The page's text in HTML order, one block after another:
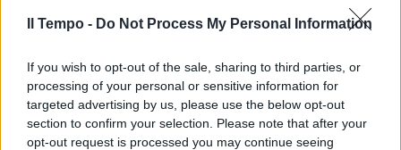
Il Tempo - Do Not Process My Personal Information
If you wish to opt-out of the sale, sharing to third parties, or
processing of your personal or sensitive information for
targeted advertising by us, please use the below opt-out
section to confirm your selection. Please note that after your
opt-out request is processed you may continue seeing